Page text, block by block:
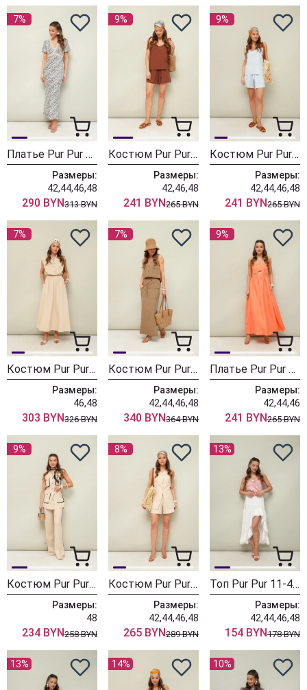
7%
Платье Pur Pur 11-498-2
Размеры:
42,44,46,48
290 BYN313 BYN
9%
Костюм Pur Pur 11-381-1 коричневый
Размеры:
42,46,48
241 BYN265 BYN
9%
Костюм Pur Pur 11-381 голубой
Размеры:
42,44,46,48
241 BYN265 BYN
7%
Костюм Pur Pur 11-385 молочный
Размеры:
46,48
303 BYN326 BYN
7%
Костюм Pur Pur 11-375 бежевый
Размеры:
42,44,46,48
340 BYN364 BYN
9%
Платье Pur Pur 11-193-1 персиковый
Размеры:
42,44,46
241 BYN265 BYN
9%
Костюм Pur Pur 11-294 бежевый
Размеры:
48
234 BYN258 BYN
8%
Костюм Pur Pur 11-365 бежевый
Размеры:
42,44,46,48
265 BYN289 BYN
13%
Топ Pur Pur 11-490-4
Размеры:
42,44,46,48
154 BYN178 BYN
13% 14% 10%